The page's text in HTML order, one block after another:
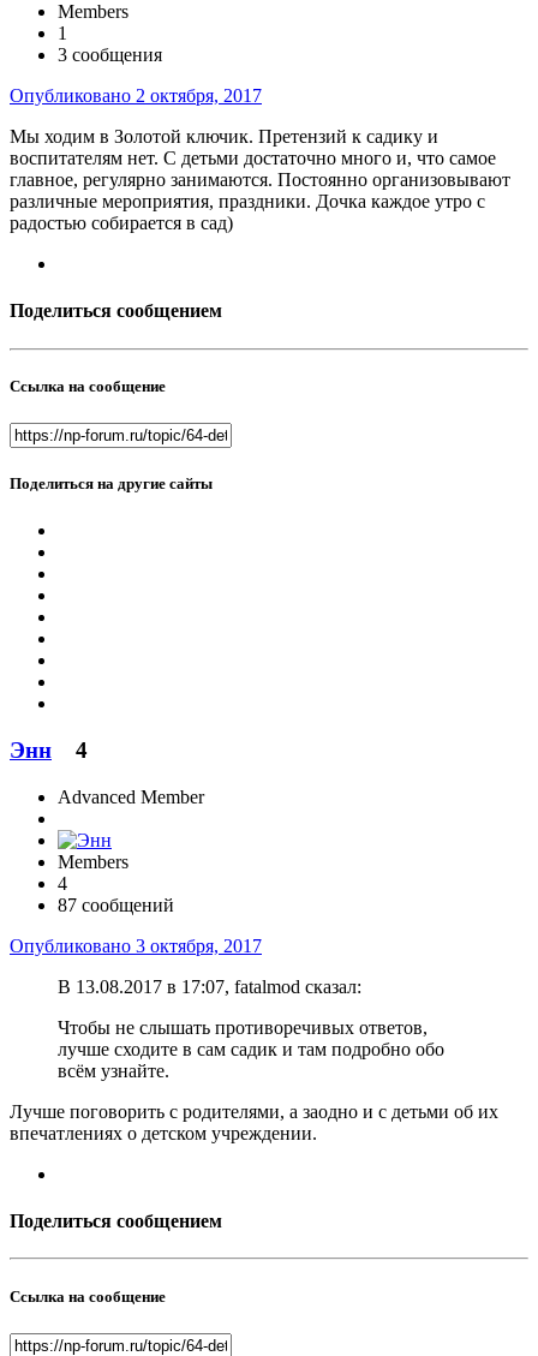
Members
1
3 сообщения
Опубликовано 2 октября, 2017
Мы ходим в Золотой ключик. Претензий к садику и
воспитателям нет. С детьми достаточно много и, что самое
главное, регулярно занимаются. Постоянно организовывают
различные мероприятия, праздники. Дочка каждое утро с
радостью собирается в сад)
Поделиться сообщением
Ссылка на сообщение
Поделиться на другие сайты
Энн 4
Advanced Member
Members
4
87 сообщений
Опубликовано 3 октября, 2017
В 13.08.2017 в 17:07, fatalmod сказал:
Чтобы не слышать противоречивых ответов,
лучше сходите в сам садик и там подробно обо
всём узнайте.
Лучше поговорить с родителями, а заодно и с детьми об их
впечатлениях о детском учреждении.
Поделиться сообщением
Ссылка на сообщение